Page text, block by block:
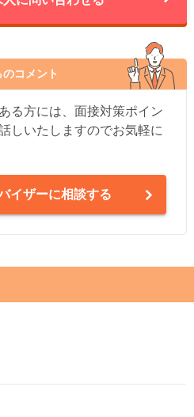
コメント
る方には、面接対策ポイン
しいたしますのでお気軽に
イザーに相談する